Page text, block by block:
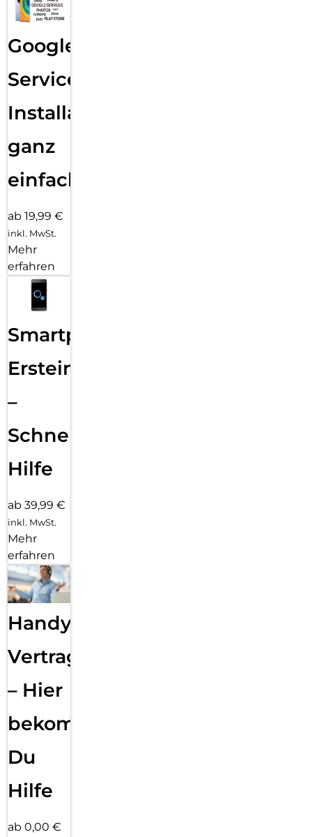
Google
Services
Installation
ganz
einfach
ab 19,99 €
inkl. MwSt.
Mehr
erfahren
Smartphone
Ersteinrichtung
–
Schnelle
Hilfe
ab 39,99 €
inkl. MwSt.
Mehr
erfahren
Handy
Vertragsabwicklung
– Hier
bekommst
Du
Hilfe
ab 0,00 €